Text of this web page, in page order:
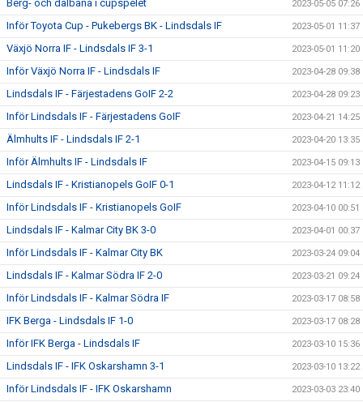
Berg- och dalbana i cupspelet 2023-05-05 07:26
Inför Toyota Cup - Pukebergs BK - Lindsdals IF 2023-05-01 11:37
Växjö Norra IF - Lindsdals IF 3-1 2023-05-01 11:20
Inför Växjö Norra IF - Lindsdals IF 2023-04-28 09:38
Lindsdals IF - Färjestadens GoIF 2-2 2023-04-28 09:23
Inför Lindsdals IF - Färjestadens GoIF 2023-04-21 14:25
Älmhults IF - Lindsdals IF 2-1 2023-04-20 13:35
Inför Älmhults IF - Lindsdals IF 2023-04-15 09:13
Lindsdals IF - Kristianopels GoIF 0-1 2023-04-12 11:12
Inför Lindsdals IF - Kristianopels GoIF 2023-04-10 00:51
Lindsdals IF - Kalmar City BK 3-0 2023-04-01 00:37
Inför Lindsdals IF - Kalmar City BK 2023-03-24 09:04
Lindsdals IF - Kalmar Södra IF 2-0 2023-03-21 09:24
Inför Lindsdals IF - Kalmar Södra IF 2023-03-17 08:58
IFK Berga - Lindsdals IF 1-0 2023-03-17 08:28
Inför IFK Berga - Lindsdals IF 2023-03-10 15:36
Lindsdals IF - IFK Oskarshamn 3-1 2023-03-10 13:22
Inför Lindsdals IF - IFK Oskarshamn 2023-03-03 23:40